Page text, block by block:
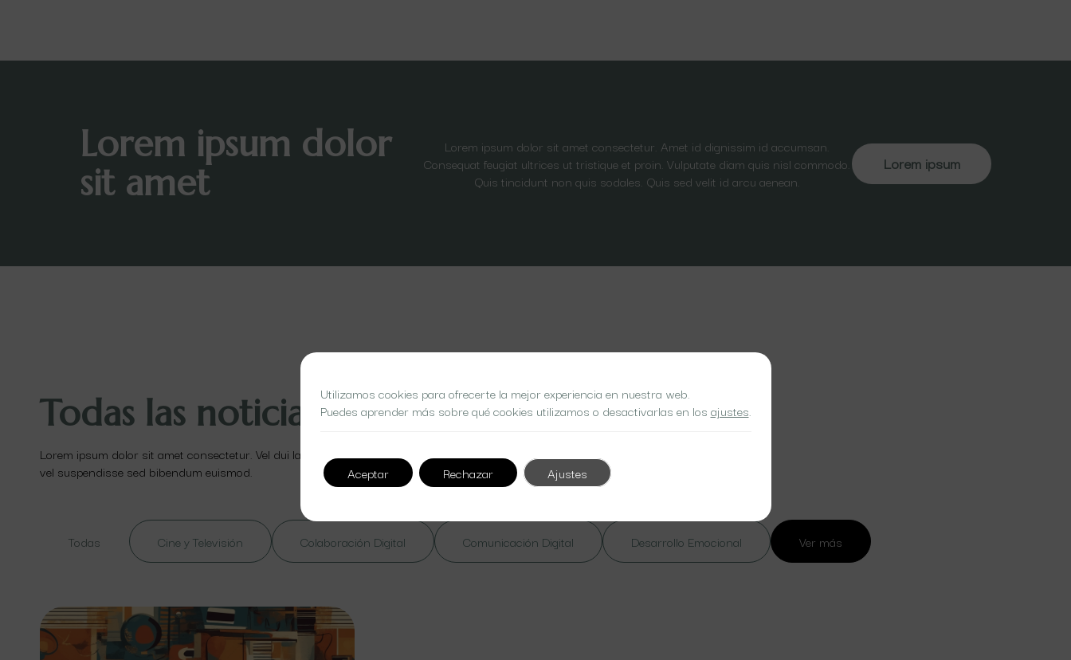
Lorem ipsum dolor
sit amet
Lorem ipsum dolor sit amet consectetur. Amet id dignissim id accumsan.
Consequat feugiat ultrices ut tristique et proin. Vulputate diam quis nisl commodo.
Quis tincidunt non quis sodales. Quis sed velit id arcu aenean.
Lorem ipsum
Todas las noticias
Lorem ipsum dolor sit amet consectetur. Vel dui lacinia id ut at nibh. Nulla lorem massa
vel suspendisse sed bibendum euismod.
Todas Cine y Televisión Colaboración Digital Comunicación Digital Desarrollo Emocional Ver más
Utilizamos cookies para ofrecerte la mejor experiencia en nuestra web.
Puedes aprender más sobre qué cookies utilizamos o desactivarlas en los ajustes
Aceptar Rechazar Ajustes